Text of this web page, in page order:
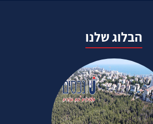
הבלוג שלנו